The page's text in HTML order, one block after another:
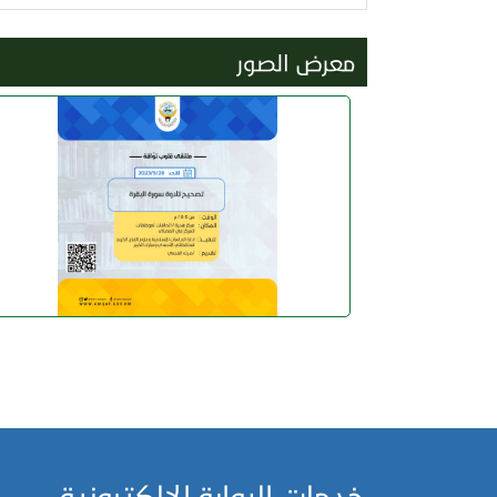
معرض الصور